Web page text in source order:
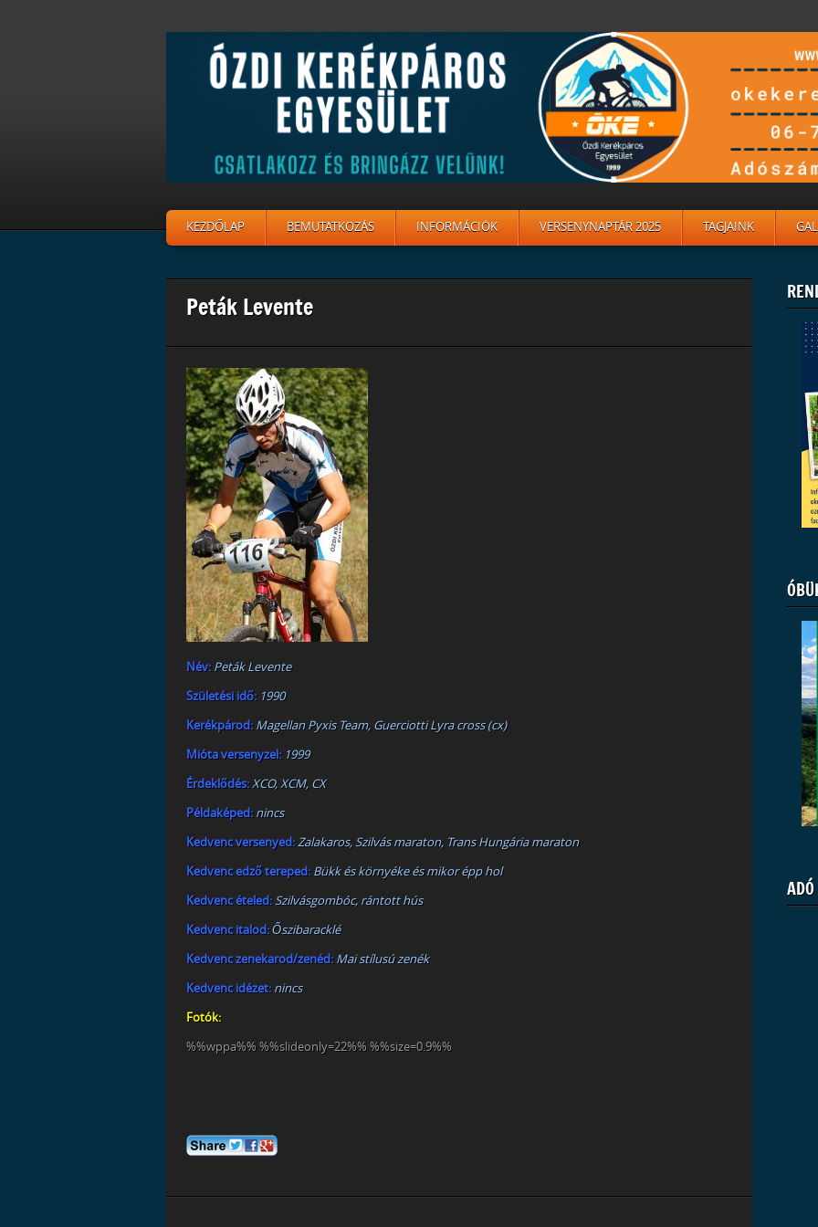
KEZDŐLAP BEMUTATKOZÁS INFORMÁCIÓK VERSENYNAPTÁR 2025 TAGJAINK
Peták Levente
Név: Peták Levente
Születési idő:1990
Kerékpárod: Magellan Pyxis Team, Guerciotti Lyra cross (cx)
Mióta versenyzel: 1999
Érdeklődés: XCO, XCM, CX
Példaképed: nincs
Kedvenc versenyed: Zalakaros, Szilvás maraton, Trans Hungária maraton
Kedvenc edző tereped: Bükk és környéke és mikor épp hol
Kedvenc ételed: Szilvásgombóc, rántott hús
Kedvenc italod: Őszibaracklé
Kedvenc zenekarod/zenéd: Mai stílusú zenék
Kedvenc idézet: nincs
Fotók:
%%wppa%% %%slideonly=22%% %%size=0.9%%